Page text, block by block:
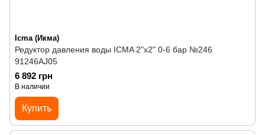
Icma (Икма)
Редуктор давления воды ICMA 2"х2" 0-6 бар №246
91246AJ05
6 892 грн
В наличии
Купить